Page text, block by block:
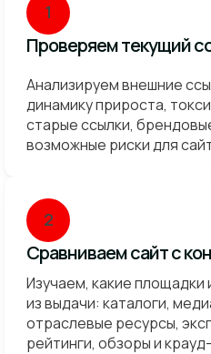
1
Проверяем текущий
Анализируем внешние
динамику прироста,
старые ссылки,
возможные риски для
2
Сравниваем сайт с
Изучаем, какие площадки
из выдачи: каталоги,
отраслевые ресурсы,
рейтинги, обзоры и